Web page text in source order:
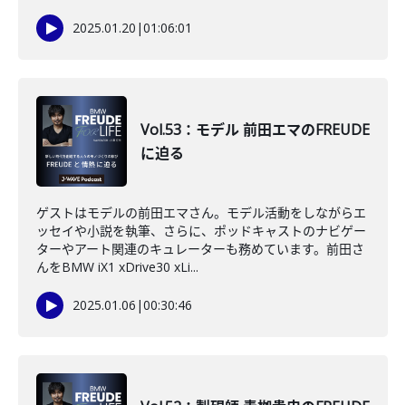
2025.01.20 |01:06:01
Vol.53：モデル 前田エマのFREUDE
に迫る
ゲストはモデルの前田エマさん。モデル活動をしながらエ
ッセイや小説を執筆、さらに、ポッドキャストのナビゲー
ターやアート関連のキュレーターも務めています。前田さ
んをBMW iX1 xDrive30 xLi...
2025.01.06 |00:30:46